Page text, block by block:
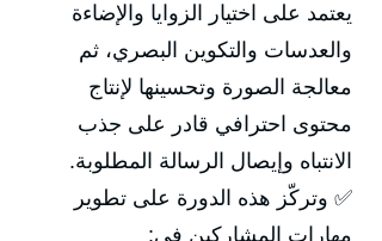
يعتمد على اختيار الزوايا والإضاءة
والعدسات والتكوين البصري، ثم
معالجة الصورة وتحسينها لإنتاج
محتوى احترافي قادر على جذب
الانتباه وإيصال الرسالة المطلوبة.
✅ وتركّز هذه الدورة على تطوير
مهارات المشاركين في: